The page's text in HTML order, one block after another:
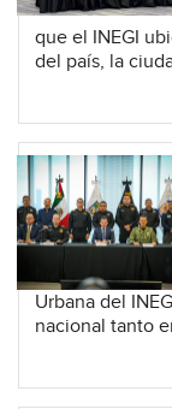
que el INEGI
del país, la
Urbana del
nacional tanto